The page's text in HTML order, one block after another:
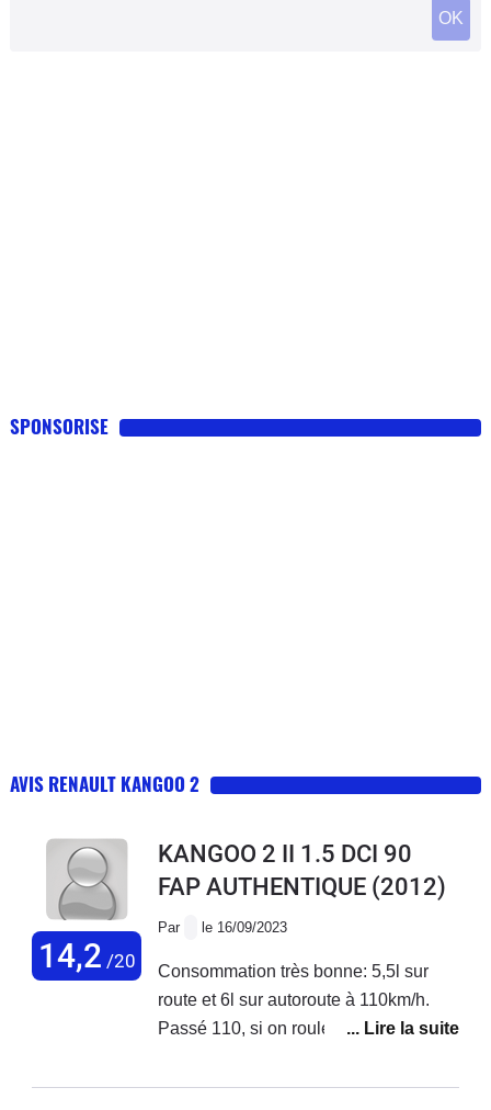
SPONSORISE
AVIS RENAULT KANGOO 2
14,2 /20
KANGOO 2 II 1.5 DCI 90
FAP AUTHENTIQUE (2012)
Par le 16/09/2023
Consommation très bonne: 5,5l sur
route et 6l sur autoroute à 110km/h.
Passé 110, si on roule à 130km/h c'est
donc rallongé, avec plus de prise au